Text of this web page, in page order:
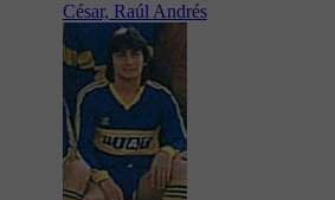
César, Raúl Andrés